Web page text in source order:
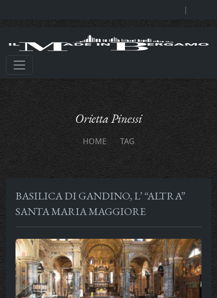
|
Orietta Pinessi
HOME TAG
BASILICA DI GANDINO, L’ “ALTRA”
SANTA MARIA MAGGIORE